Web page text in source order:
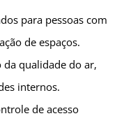
para pessoas com
de espaços.
qualidade do ar,
internos.
de acesso